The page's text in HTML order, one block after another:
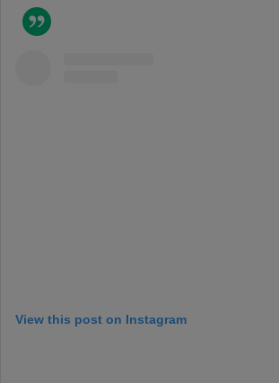
View this post on Instagram